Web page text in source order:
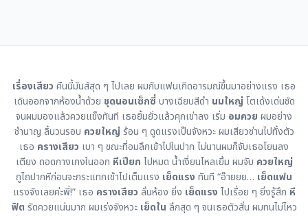
เรื่องเสียว คืนนี้มันส์สุด ๆ ไปเลย ผมกับแฟนเกิดอารมณ์ขึ้นมาอย่างแรง เธอ
เดินออกจากห้องน้ำด้วย ชุดนอนเซ็กซี่ บางเฉียบสีดำ นมใหญ่ โตเด้งเด่นชัด
จนผมมองแล้วควยแข็งทันที เธอยิ้มยั่วแล้วคุกเข่าลง เริ่ม อมควย ผมอย่าง
ชำนาญ ลิ้นวนรอบ ควยใหญ่ ร้อน ๆ ดูดแรงเป็นจังหวะ ผมเสียวซ่านไปทั้งตัว
เธอ ครางเสียว เบา ๆ ขณะที่อมลึกเข้าไปในปาก ไม่นานผมก็จับเธอโยนลง
เตียง ถอดกางเกงในออก หีเปียก ไปหมด น้ำเงี่ยนไหลเยิ้ม ผมจับ ควยใหญ่
ถูไถปากหีก่อนจะกระแทกเข้าไปเต็มแรง เย็ดแรง ทันที “อ๊ายยย… เย็ดแฟน
แรงจังเลยค่ะพี่!” เธอ ครางเสียว ลั่นห้อง ยิ่ง เย็ดแรง ไปเรื่อย ๆ ยิ่งรู้สึก หี
ฟิต รัดควยแน่นมาก ผมเร่งจังหวะ เย็ดใน ลึกสุด ๆ จนเธอตัวสั่น ผมทนไม่ไหว